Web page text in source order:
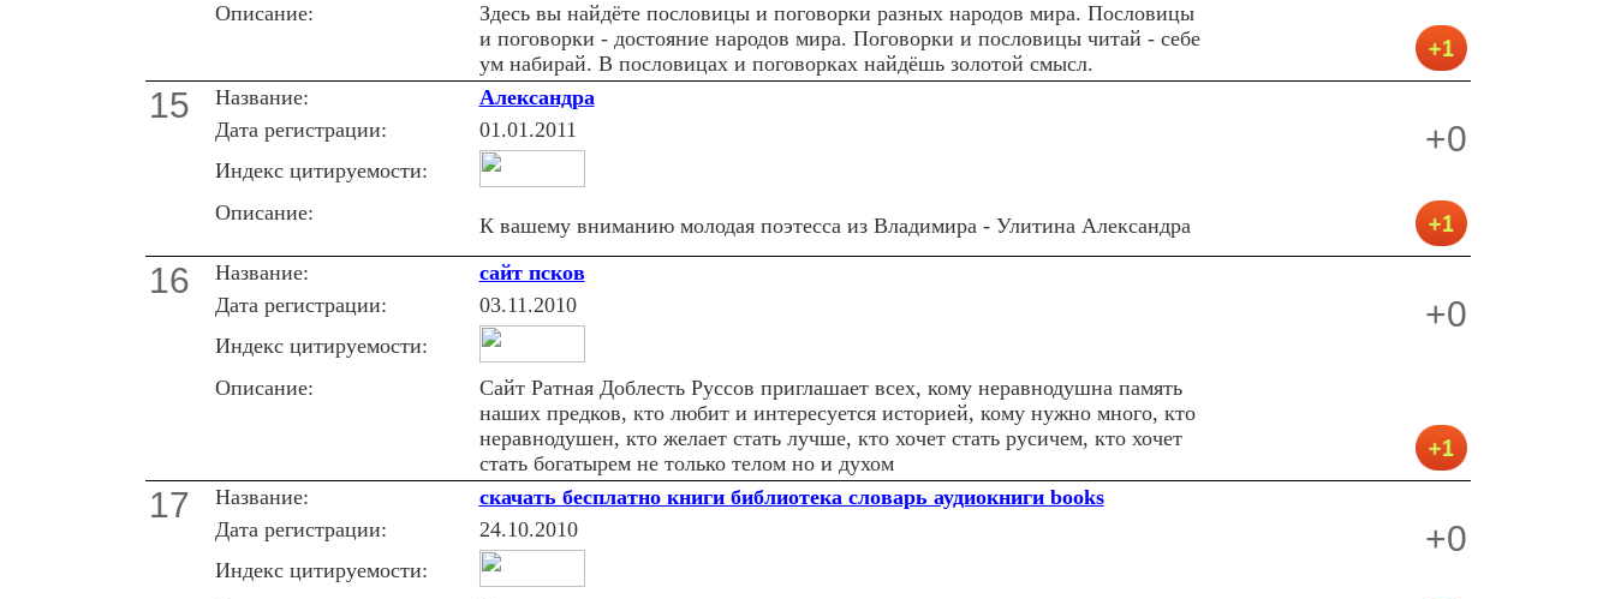
Описание:
Здесь вы найдёте пословицы и поговорки разных народов мира. Пословицы
и поговорки - достояние народов мира. Поговорки и пословицы читай - себе
ум набирай. В пословицах и поговорках найдёшь золотой смысл.
15 Название: Александра
+0
Дата регистрации:
01.01.2011
Индекс цитируемости:
Описание:
К вашему вниманию молодая поэтесса из Владимира - Улитина Александра
16 Название: сайт псков
+0
Дата регистрации:
03.11.2010
Индекс цитируемости:
Описание:
Сайт Ратная Доблесть Руссов приглашает всех, кому неравнодушна память
наших предков, кто любит и интересуется историей, кому нужно много, кто
неравнодушен, кто желает стать лучше, кто хочет стать русичем, кто хочет
стать богатырем не только телом но и духом
17 Название: скачать бесплатно книги библиотека словарь аудиокниги books
+0
Дата регистрации:
24.10.2010
Индекс цитируемости: